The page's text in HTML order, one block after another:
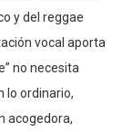
y del reggae
vocal aporta
no necesita
lo ordinario,
acogedora,